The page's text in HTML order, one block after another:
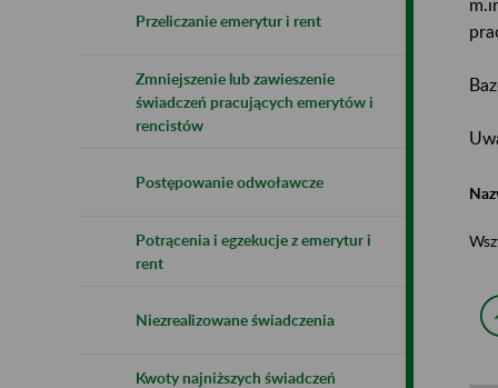
Przeliczanie emerytur i rent
Zmniejszenie lub zawieszenie
świadczeń pracujących emerytów i
rencistów
Postępowanie odwoławcze
Potrącenia i egzekucje z emerytur i
rent
Niezrealizowane świadczenia
Kwoty najniższych świadczeń